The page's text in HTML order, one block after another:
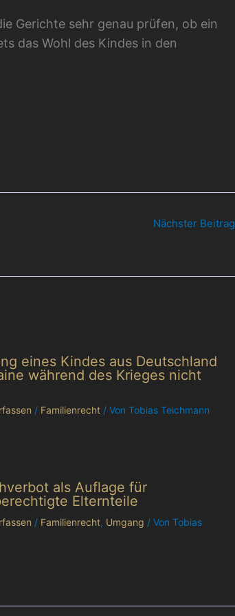
Gerichte sehr genau prüfen, ob ein
das Wohl des Kindes in den
Nächster Beitrag
eines Kindes aus Deutschland
während des Krieges nicht
/ Familienrecht / VonTobias Teichmann
als Auflage für
Elternteile
/ Familienrecht, Umgang / VonTobias